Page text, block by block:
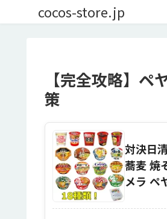
cocos-store.jp
【完全攻略】
策
対決日
蕎麦 焼
メラ ペ